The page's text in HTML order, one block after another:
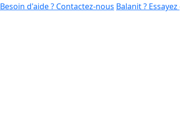
Besoin d'aide ? Contactez-nous Balanit ?